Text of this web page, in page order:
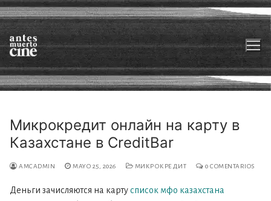
Ir
al
contenido
Sobre nosotrxs
Películas
En desarrollo
Микрокредит онлайн на карту в
Казахстане в СreditBar
AMCADMIN MAYO 25, 2026 МИКРОКРЕДИТ 0 COMENTARIOS
Деньги зачисляются на картусписок мфо казахстана